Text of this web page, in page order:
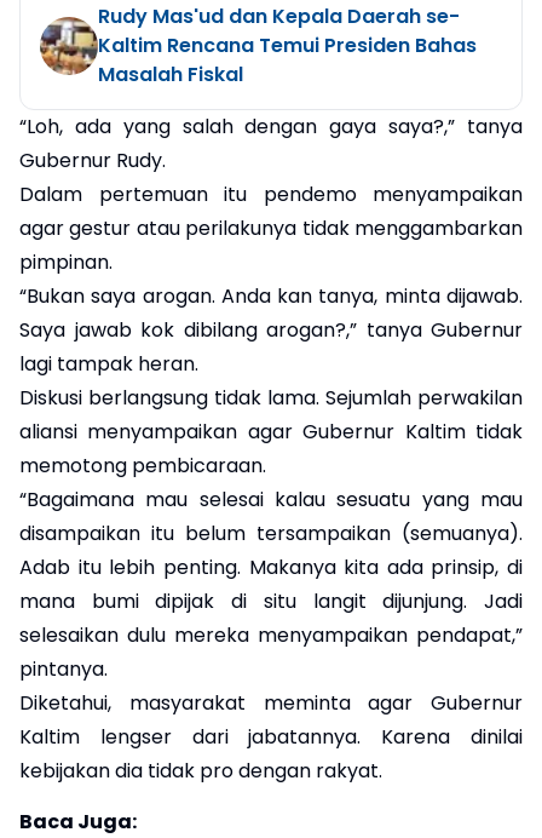
Rudy Mas'ud dan Kepala Daerah se-
Kaltim Rencana Temui Presiden Bahas
Masalah Fiskal
“Loh, ada yang salah dengan gaya saya?,” tanya
Gubernur Rudy.
Dalam pertemuan itu pendemo menyampaikan
agar gestur atau perilakunya tidak menggambarkan
pimpinan.
“Bukan saya arogan. Anda kan tanya, minta dijawab.
Saya jawab kok dibilang arogan?,” tanya Gubernur
lagi tampak heran.
Diskusi berlangsung tidak lama. Sejumlah perwakilan
aliansi menyampaikan agar Gubernur Kaltim tidak
memotong pembicaraan.
“Bagaimana mau selesai kalau sesuatu yang mau
disampaikan itu belum tersampaikan (semuanya).
Adab itu lebih penting. Makanya kita ada prinsip, di
mana bumi dipijak di situ langit dijunjung. Jadi
selesaikan dulu mereka menyampaikan pendapat,”
pintanya.
Diketahui, masyarakat meminta agar Gubernur
Kaltim lengser dari jabatannya. Karena dinilai
kebijakan dia tidak pro dengan rakyat.
Baca Juga: